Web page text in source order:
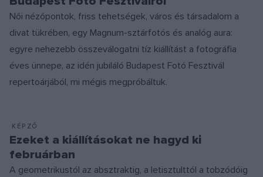
Női nézőpontok, friss tehetségek, város és társadalom a
divat tükrében, egy Magnum-sztárfotós és analóg aura:
egyre nehezebb összeválogatni tíz kiállítást a fotográfia
éves ünnepe, az idén jubiláló Budapest Fotó Fesztivál
repertoárjából, mi mégis megpróbáltuk.
KÉPZŐ
Ezeket a kiállításokat ne hagyd ki
februárban
A geometrikustól az absztraktig, a letisztulttól a tobzódóig